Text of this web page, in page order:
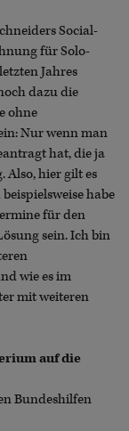
Social-
für Solo-
Jahres
dazu die
ohne
Nur wenn man
hat, die ja
Also, hier gilt es
beispielsweise habe
für den
sein. Ich bin
wie es im
mit weiteren
auf die
Bundeshilfen